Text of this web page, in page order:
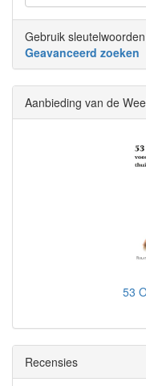
Gebruik
Geavanceerd zoeken
Aanbieding van de
53
Recensies